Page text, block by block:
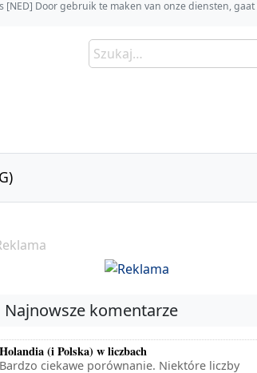
[NED] Door gebruik te maken van onze diensten,
Najnowsze komentarze
Holandia (i Polska) w liczbach
Bardzo ciekawe porównanie. Niektóre liczby